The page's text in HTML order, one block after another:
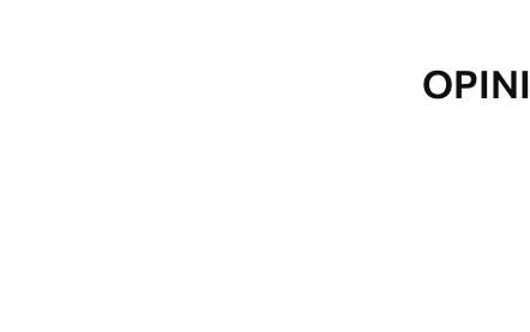
Aplicación sin fisuras